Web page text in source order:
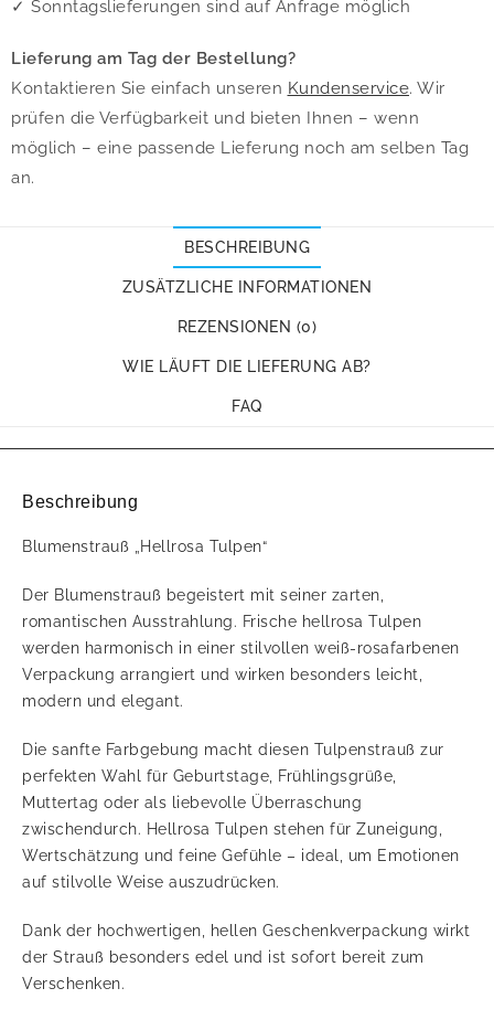
✓ Sonntagslieferungen sind auf Anfrage möglich
Lieferung am Tag der Bestellung?
Kontaktieren Sie einfach unseren Kundenservice. Wir
prüfen die Verfügbarkeit und bieten Ihnen – wenn
möglich – eine passende Lieferung noch am selben Tag
an.
BESCHREIBUNG
ZUSÄTZLICHE INFORMATIONEN
REZENSIONEN (0)
WIE LÄUFT DIE LIEFERUNG AB?
FAQ
Beschreibung
Blumenstrauß „Hellrosa Tulpen“
Der Blumenstrauß begeistert mit seiner zarten,
romantischen Ausstrahlung. Frische hellrosa Tulpen
werden harmonisch in einer stilvollen weiß-rosafarbenen
Verpackung arrangiert und wirken besonders leicht,
modern und elegant.
Die sanfte Farbgebung macht diesen Tulpenstrauß zur
perfekten Wahl für Geburtstage, Frühlingsgrüße,
Muttertag oder als liebevolle Überraschung
zwischendurch. Hellrosa Tulpen stehen für Zuneigung,
Wertschätzung und feine Gefühle – ideal, um Emotionen
auf stilvolle Weise auszudrücken.
Dank der hochwertigen, hellen Geschenkverpackung wirkt
der Strauß besonders edel und ist sofort bereit zum
Verschenken.